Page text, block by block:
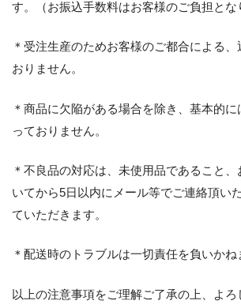
す。（お振込手数料はお客様のご負担とな
＊受注生産のためお客様のご都合による、
おりません。
＊商品に欠陥がある場合を除き、基本的
っておりません。
＊不良品の対応は、未使用品であること
いてから5日以内にメール等でご連絡頂い
ていただきます。
＊配送時のトラブルは一切責任を負いかね
以上の注意事項をご理解ご了承の上、よろ